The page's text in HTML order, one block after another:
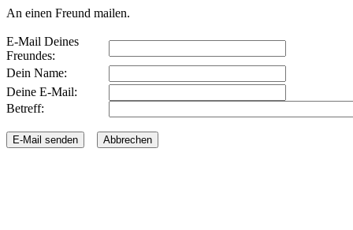
An einen Freund mailen.
E-Mail Deines
Freundes:
Dein Name:
Deine E-Mail:
Betreff: